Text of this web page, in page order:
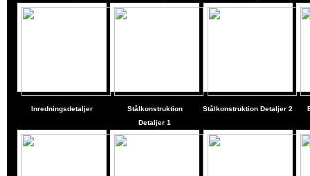
Inredningsdetaljer
Stålkonstruktion
Detaljer 1
Stålkonstruktion Detaljer 2